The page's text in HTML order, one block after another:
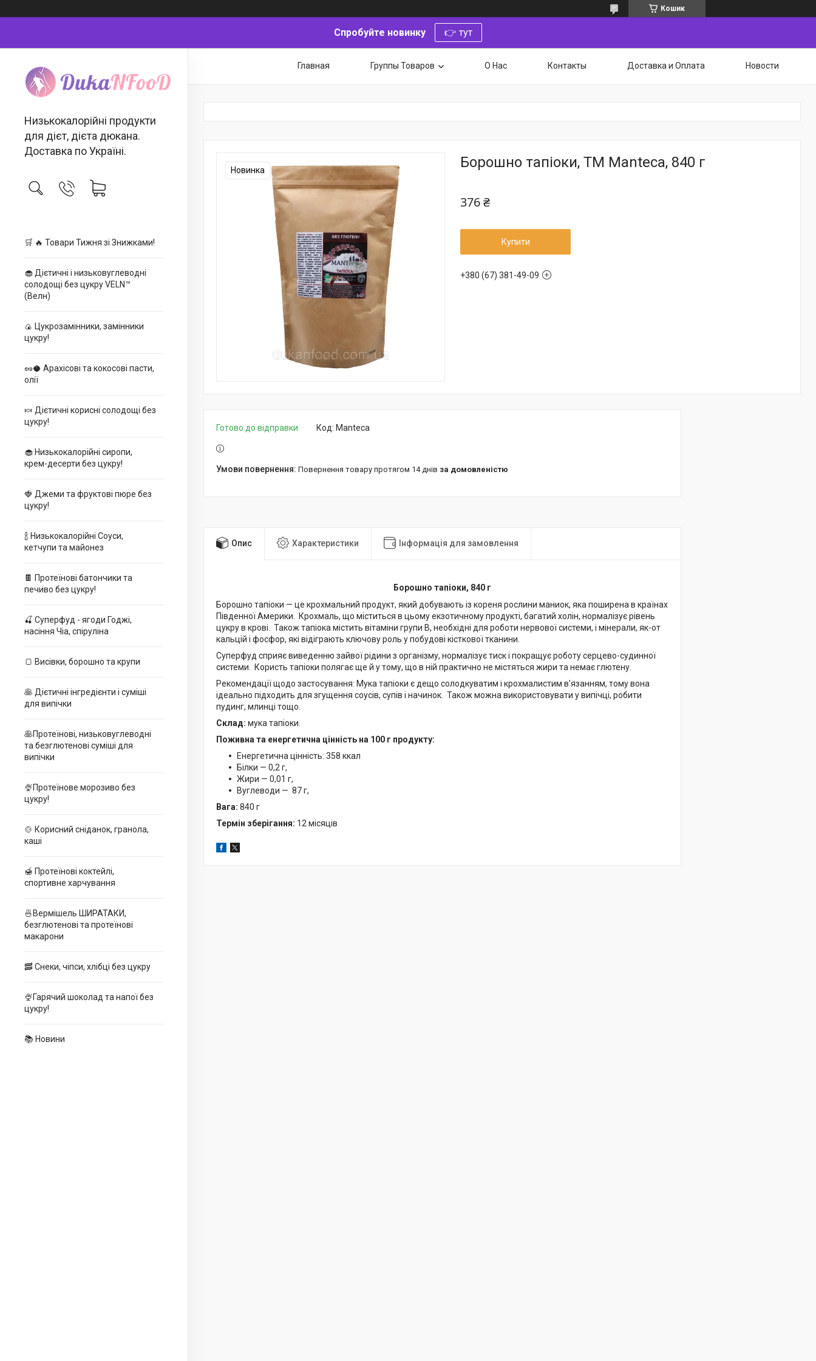
Кошик
Спробуйте новинку 👉 тут
Низькокалорійні продукти
для дієт, дієта дюкана.
Доставка по Україні.
🛒 🔥 Товари Тижня зі Знижками!
🧁 Дієтичні і низьковуглеводні
солодощі без цукру VELN™
(Велн)
🍙 Цукрозамінники, замінники
цукру!
🥜🥥 Арахісові та кокосові пасти,
олії
🍬 Дієтичні корисні солодощі без
цукру!
🧁 Низькокалорійні сиропи,
крем-десерти без цукру!
🍓 Джеми та фруктові пюре без
цукру!
🍾 Низькокалорійні Соуси,
кетчупи та майонез
🍫 Протеїнові батончики та
печиво без цукру!
🍒 Суперфуд - ягоди Годжі,
насіння Чіа, спіруліна
🍞 Висівки, борошно та крупи
🥞 Дієтичні інгредієнти і суміші
для випічки
🥞Протеїнові, низьковуглеводні
та безглютенові суміші для
випічки
🍨Протеїнове морозиво без
цукру!
🍲 Корисний сніданок, гранола,
каші
🍯 Протеїнові коктейлі,
спортивне харчування
🍜Вермішель ШИРАТАКИ,
безглютенові та протеїнові
макарони
🥓 Снеки, чіпси, хлібці без цукру
🍨Гарячий шоколад та напої без
цукру!
📚 Новини
Главная Группы Товаров О Нас Контакты Доставка и Оплата Новости
Новинка Борошно тапіоки, ТМ Manteca, 840 г
376 ₴
Купити
+380 (67) 381-49-09
Готово до відправки Код: Manteca
повернення товару протягом 14 днів за домовленістю
Опис Характеристики Інформація для замовлення
Борошно тапіоки, 840 г
Борошно тапіоки — це крохмальний продукт, який добувають із кореня рослини маниок, яка поширена в країнах
Південної Америки. Крохмаль, що міститься в цьому екзотичному продукті, багатий холін, нормалізує рівень
цукру в крові. Також тапіока містить вітаміни групи B, необхідні для роботи нервової системи, і мінерали, як-от
кальцій і фосфор, які відіграють ключову роль у побудові кісткової тканини.
Суперфуд сприяє виведенню зайвої рідини з організму, нормалізує тиск і покращує роботу серцево-судинної
системи. Користь тапіоки полягає ще й у тому, що в ній практично не містяться жири та немає глютену.
Рекомендації щодо застосування: Мука тапіоки є дещо солодкуватим і крохмалистим в'язанням, тому вона
ідеально підходить для згущення соусів, супів і начинок. Також можна використовувати у випічці, робити
пудинг, млинці тощо.
Склад: мука тапіоки.
Поживна та енергетична цінність на 100 г продукту:
Енергетична цінність: 358 ккал
Білки — 0,2 г,
Жири — 0,01 г,
Вуглеводи — 87 г,
Вага: 840 г
Термін зберігання: 12 місяців